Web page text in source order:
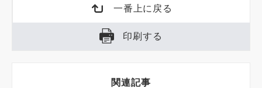
一番上に戻る
印刷する
関連記事